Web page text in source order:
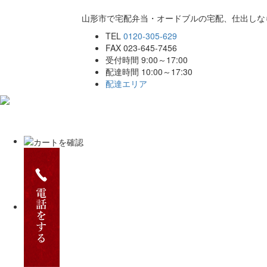
山形市で宅配弁当・オードブルの宅配、仕出し
TEL 0120-305-629
FAX 023-645-7456
受付時間 9:00～17:00
配達時間 10:00～17:30
配達エリア